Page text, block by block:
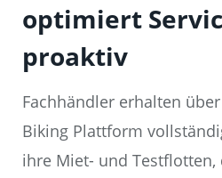
optimiert
proaktiv
Fachhändler erhalten
Biking Plattform
ihre Miet- und Testflotten,